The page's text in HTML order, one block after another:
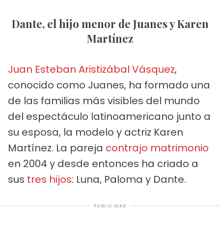
Dante, el hijo menor de Juanes y Karen
Martínez
Juan Esteban Aristizábal Vásquez,
conocido como Juanes, ha formado una
de las familias más visibles del mundo
del espectáculo latinoamericano junto a
su esposa, la modelo y actriz Karen
Martínez. La pareja contrajo matrimonio
en 2004 y desde entonces ha criado a
sus tres hijos: Luna, Paloma y Dante.
PUBLICIDAD